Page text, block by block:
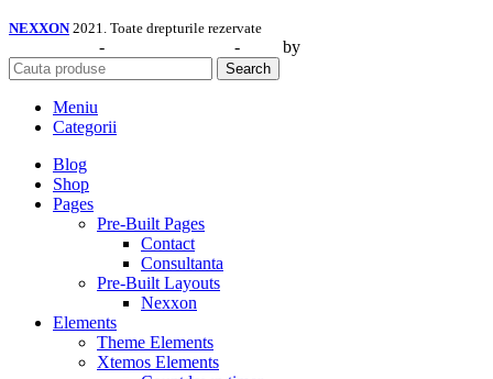
NEXXON 2021. Toate drepturile rezervate
- - by
Search
Meniu
Categorii
Blog
Shop
Pages
Pre-Built Pages
Contact
Consultanta
Pre-Built Layouts
Nexxon
Elements
Theme Elements
Xtemos Elements